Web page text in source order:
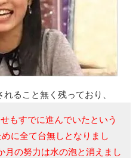
ること無く残っており、
もすでに進んでいたという
に全て台無しとなりまし
月の努力は水の泡と消えまし